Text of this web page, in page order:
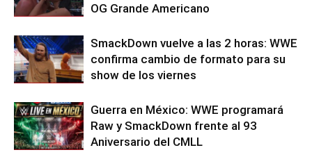
OG Grande Americano
SmackDown vuelve a las 2 horas: WWE
confirma cambio de formato para su
show de los viernes
Guerra en México: WWE programará
Raw y SmackDown frente al 93
Aniversario del CMLL